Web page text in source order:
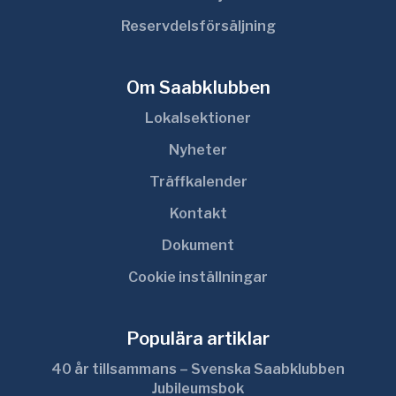
Reservdelsförsäljning
Om Saabklubben
Lokalsektioner
Nyheter
Träffkalender
Kontakt
Dokument
Cookie inställningar
Populära artiklar
40 år tillsammans – Svenska Saabklubben
Jubileumsbok